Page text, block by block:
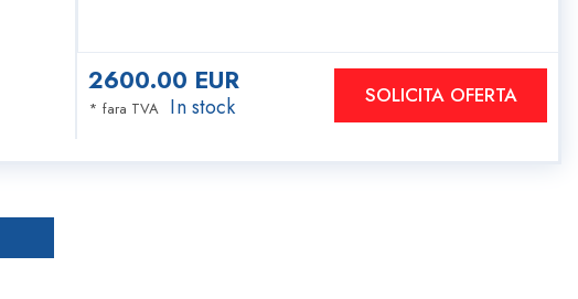
2600.00 EUR
* fara TVA In stock SOLICITA OFERTA